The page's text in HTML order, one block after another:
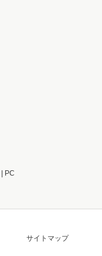
| PC
サイトマップ